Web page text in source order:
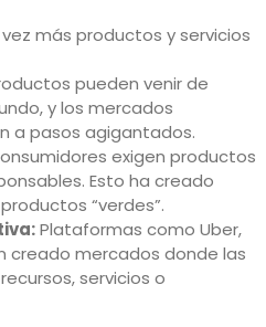
más productos y servicios
pueden venir de
y los mercados
a pasos agigantados.
exigen productos
Esto ha creado
“verdes”.
Plataformas como Uber,
creado mercados donde las
servicios o